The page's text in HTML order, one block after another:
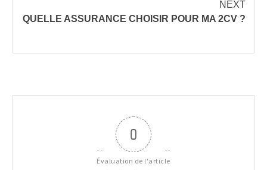
NEXT
QUELLE ASSURANCE CHOISIR POUR MA 2CV ?
0
Évaluation de l'article